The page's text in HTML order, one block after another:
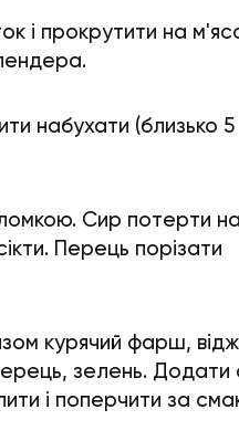
і прокрутити на
набухати (близько 5
Сир потерти на
Перець порізати
курячий фарш,
зелень. Додати
і поперчити за